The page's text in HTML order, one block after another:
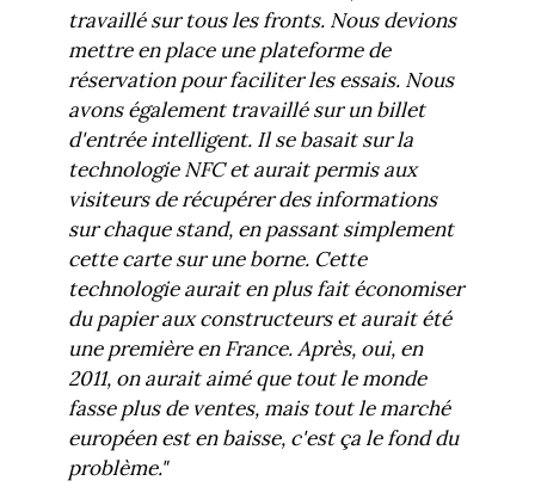
travaillé sur tous les fronts. Nous devions
mettre en place uneplateformede
réservationpour faciliter les essais. Nous
avons également travaillé sur un billet
d'entrée intelligent. Ilse basait sur la
technologie NFCetaurait permis aux
visiteurs de récupérer des informations
sur chaque stand, en passant simplement
cette carte sur une borne. Cette
technologieauraiten plusfait économiser
du papier auxconstructeurset aurait été
une première en France. Après, oui, en
2011, on aurait aimé que tout le monde
fasse plus de ventes, mais tout le marché
européen est en baisse, c'est ça le fond du
problème."